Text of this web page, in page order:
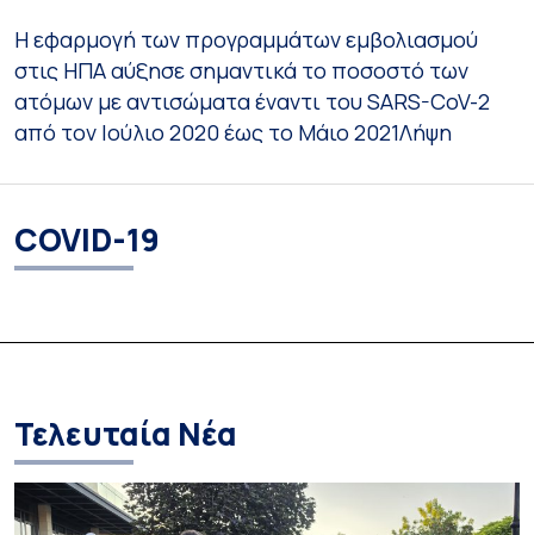
Η εφαρμογή των προγραμμάτων εμβολιασμού
στις ΗΠΑ αύξησε σημαντικά το ποσοστό των
ατόμων με αντισώματα έναντι του SARS-CoV-2
από τον Ιούλιο 2020 έως το Μάιο 2021Λήψη
COVID-19
Τελευταία Νέα